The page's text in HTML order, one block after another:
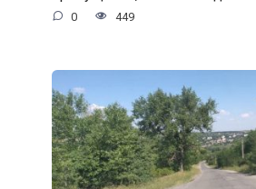
0 449